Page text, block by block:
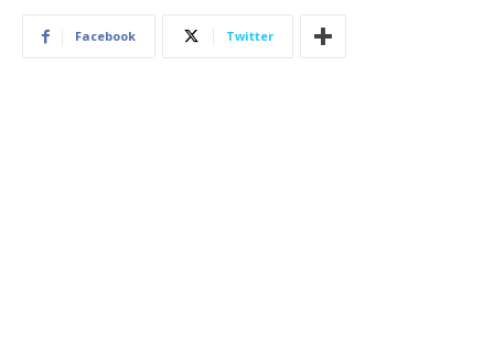
Facebook Twitter